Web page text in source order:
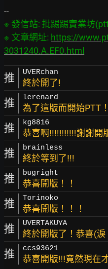
※ 發信站: 批踢踢實業坊
※ 文章網址: https://
3031240.A.EF0.html
推 UVERchan
終於開了!
推 lerenard
為了這版而開始PTT
推 kg8816
恭喜啊!!!!!!!!!!!謝謝開
推 brainless
終於等到了!!!
推 bugright
恭喜開版！！
推 Torinoko
恭喜開版！！！
推 UVERTAKUYA
終於開版了！恭喜(淚
推 ccs93621
恭喜開版!!!竟然現在